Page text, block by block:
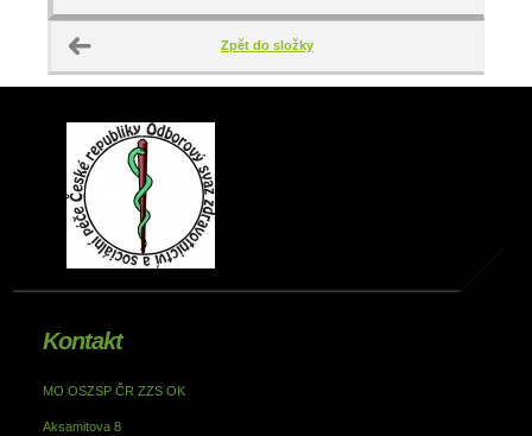
Zpět do složky
Kontakt
MO OSZSP ČR ZZS OK
Aksamitova 8